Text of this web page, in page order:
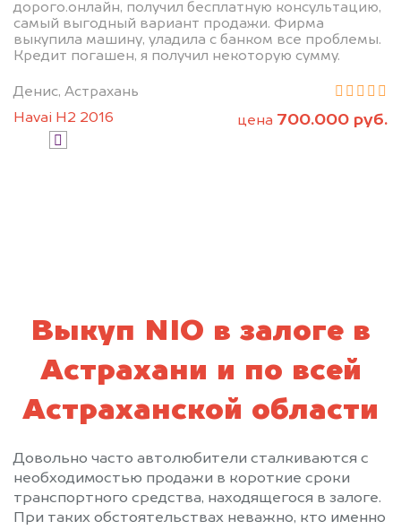
дорого.онлайн, получил бесплатную консультацию,
самый выгодный вариант продажи. Фирма
выкупила машину, уладила с банком все проблемы.
Кредит погашен, я получил некоторую сумму.
Денис, Астрахань
Havai H2 2016
цена 700.000 руб.
Выкуп NIO в залоге в
Астрахани и по всей
Астраханской области
Довольно часто автолюбители сталкиваются с
необходимостью продажи в короткие сроки
транспортного средства, находящегося в залоге.
При таких обстоятельствах неважно, кто именно